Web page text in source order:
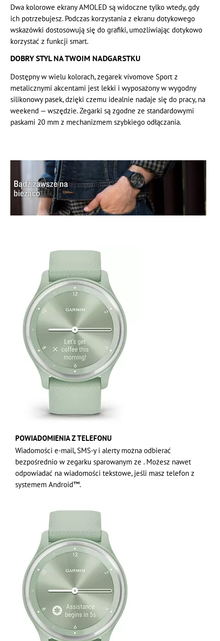
Dwa kolorowe ekrany AMOLED są widoczne tylko wtedy, gdy
ich potrzebujesz. Podczas korzystania z ekranu dotykowego
wskazówki dostosowują się do grafiki, umożliwiając dotykowo
korzystać z funkcji smart.
DOBRY STYL NA TWOIM NADGARSTKU
Dostępny w wielu kolorach, zegarek vívomove Sport z
metalicznymi akcentami jest lekki i wyposażony w wygodny
silikonowy pasek, dzięki czemu idealnie nadaje się do pracy, na
weekend — wszędzie. Zegarki są zgodne ze standardowymi
paskami 20 mm z mechanizmem szybkiego odłączania.
POWIADOMIENIA Z TELEFONU
Wiadomości e-mail, SMS-y i alerty można odbierać
bezpośrednio w zegarku sparowanym ze . Możesz nawet
odpowiadać na wiadomości tekstowe, jeśli masz telefon z
systemem Android™.